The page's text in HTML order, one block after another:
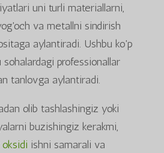
uni turli materiallarni,
va metallni sindirish
aylantiradi. Ushbu ko'p
professionallar
tanlovga aylantiradi.
olib tashlashingiz yoki
buzishingiz kerakmi,
ishni samarali va